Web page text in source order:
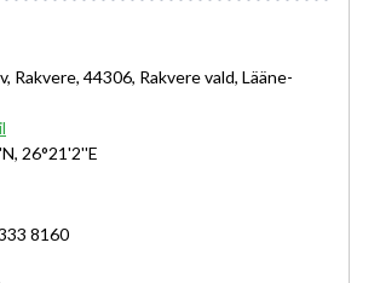
Rakvere, 44306, Rakvere vald, Lääne-
26°21'2''E
8160